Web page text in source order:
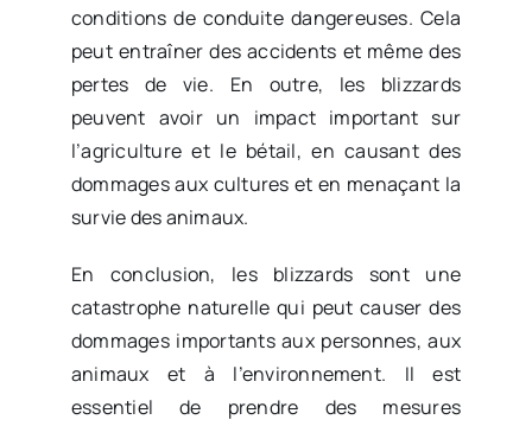
conditions de conduite dangereuses. Cela
peut entraîner des accidents et même des
pertes de vie. En outre, les blizzards
peuvent avoir un impact important sur
l’agriculture et le bétail, en causant des
dommages aux cultures et en menaçant la
survie des animaux.
En conclusion, les blizzards sont une
catastrophe naturelle qui peut causer des
dommages importants aux personnes, aux
animaux et à l’environnement. Il est
essentiel de prendre des mesures